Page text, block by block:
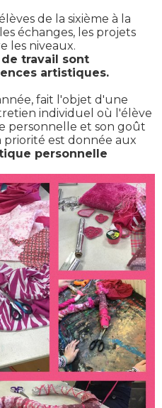
de la sixième à la
échanges, les projets
les niveaux.
travail sont
artistiques.
fait l'objet d'une
individuel où l'élève
personnelle et son goût
priorité est donnée aux
personnelle